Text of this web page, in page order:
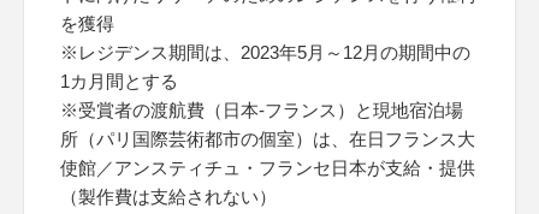
を獲得
※レジデンス期間は、2023年5月～12月の期間中の
1カ月間とする
※受賞者の渡航費（日本-フランス）と現地宿泊場
所（パリ国際芸術都市の個室）は、在日フランス大
使館／アンスティチュ・フランセ日本が支給・提供
（製作費は支給されない）